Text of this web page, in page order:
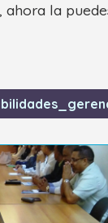
ahora la